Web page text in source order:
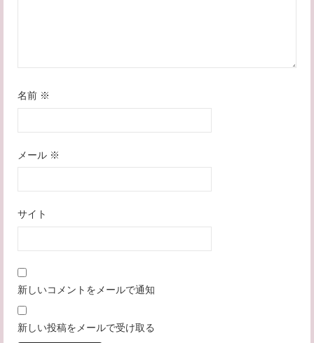
名前 ※
メール ※
サイト
新しいコメントをメールで通知
新しい投稿をメールで受け取る